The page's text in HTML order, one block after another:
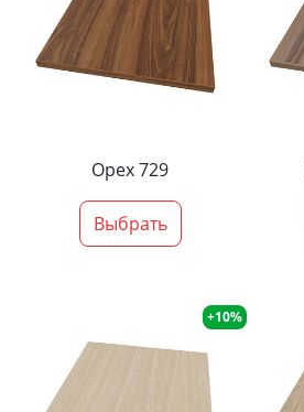
Орех 729
Выбрать
+10%